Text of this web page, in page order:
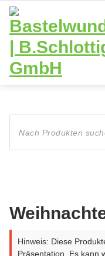
Zum
Inhalt
springen
Products
search
Hinweis: Diese
Präsentation. Es kann